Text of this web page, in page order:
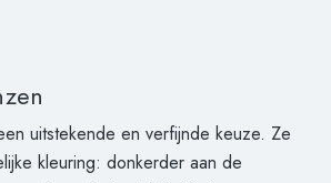
uitstekende en verfijnde keuze. Ze
kleuring: donkerder aan de